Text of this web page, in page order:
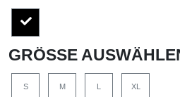
GRÖSSE AUSWÄHLEN
S M L XL